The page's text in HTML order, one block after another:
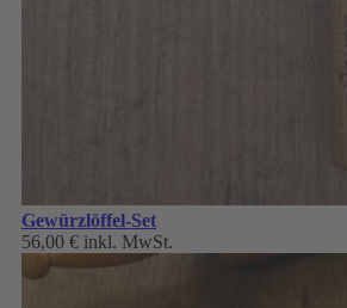
Gewürzlöffel-Set
56,00 € inkl. MwSt.